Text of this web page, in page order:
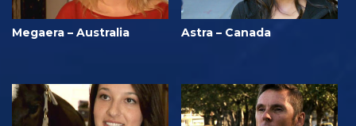
Megaera – Australia Astra – Canada